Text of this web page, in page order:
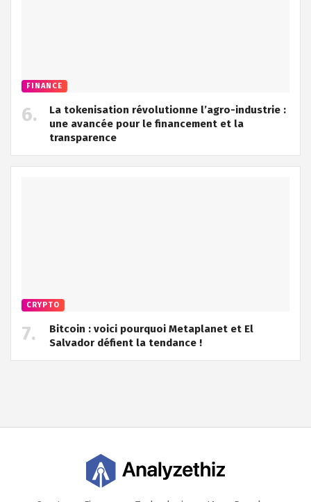
FINANCE
La tokenisation révolutionne l’agro-industrie :
une avancée pour le financement et la
transparence
CRYPTO
Bitcoin : voici pourquoi Metaplanet et El
Salvador défient la tendance !